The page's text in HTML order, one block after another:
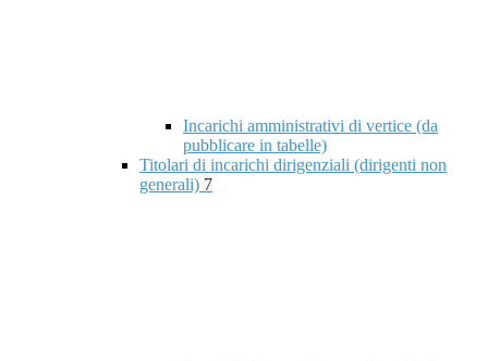
Incarichi amministrativi di vertice (da
pubblicare in tabelle)
Titolari di incarichi dirigenziali (dirigenti non
generali) 7